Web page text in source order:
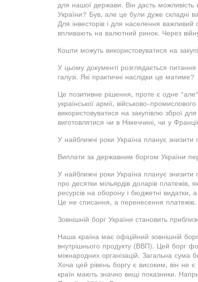
для нашої держави. Він дасть
України? Був, але це були дуже складні
Для інвесторів і для населення
впливають на валютний ринок. Через
Кошти можуть використовуватися на
У цьому документі розглядається
галузі. Які практичні наслідки це матиме?
Це позитивне рішення, проте є одне
української армії, військово-
використовуватися на закупівлю зброї
виготовлятися чи в Німеччині, чи у
У найближчі роки Україна планує знизити
Виплати за державним боргом України
У найближчі роки Україна планує знизити
про десятки мільярдів доларів
ресурсів на оборону і бюджетні видатки,
Це не списання, а перенесення платежів.
Зовнішній борг України становить
Наша країна має офіційний зовнішній
внутрішнього продукту (ВВП). Цей борг
міжнародних організацій. Загальна сума
Хоча цей рівень боргу є високим, він не
країн мають значно вищі показники.